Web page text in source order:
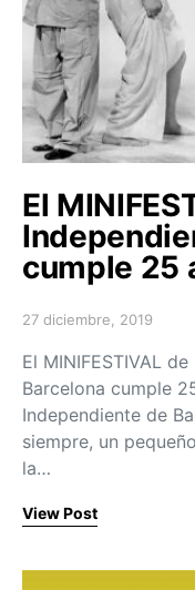
El
cumple 25
Posted on
27 diciembre, 2019
El MINIFESTIVAL
Barcelona cumple
Independiente de
siempre, un
la…
View Post